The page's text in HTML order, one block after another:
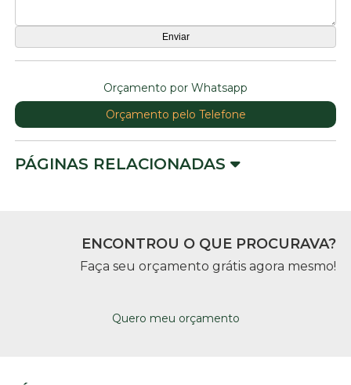
Orçamento por Whatsapp
Orçamento pelo Telefone
PÁGINAS RELACIONADAS
ENCONTROU O QUE PROCURAVA?
Faça seu orçamento grátis agora mesmo!
Quero meu orçamento